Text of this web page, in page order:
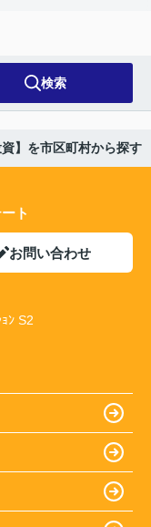
検索
資】を市区町村から探す
ト
お問い合わせ
ﾝ S2